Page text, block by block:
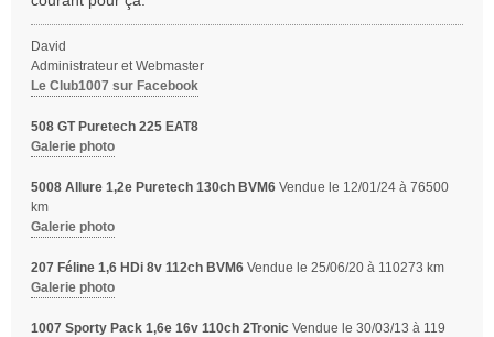
David
Administrateur et Webmaster
Le Club1007 sur Facebook
508 GT Puretech 225 EAT8
Galerie photo
5008 Allure 1,2e Puretech 130ch BVM6 Vendue le 12/01/24 à 76500
km
Galerie photo
207 Féline 1,6 HDi 8v 112ch BVM6 Vendue le 25/06/20 à 110273 km
Galerie photo
1007 Sporty Pack 1,6e 16v 110ch 2Tronic Vendue le 30/03/13 à 119